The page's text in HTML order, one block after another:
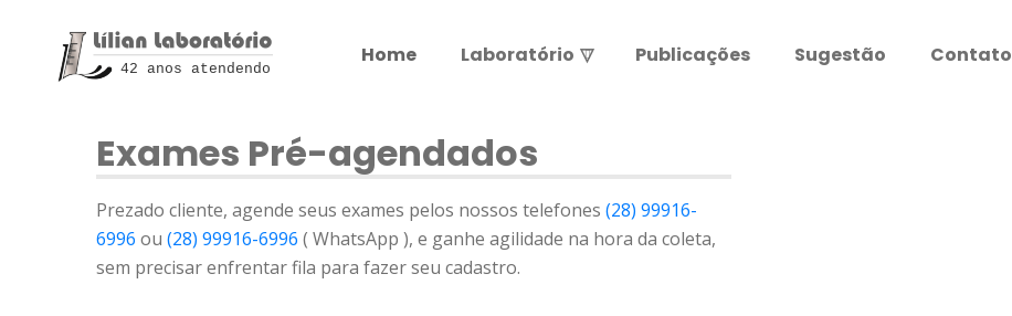
42 anos atendendo
Home Laboratório ▽ Publicações Sugestão Contato
Exames Pré-agendados
Prezado cliente, agende seus exames pelos nossos telefones (28) 99916-
6996 ou (28) 99916-6996 ( WhatsApp ), e ganhe agilidade na hora da coleta,
sem precisar enfrentar fila para fazer seu cadastro.